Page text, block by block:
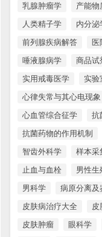
乳腺肿瘤学
产能物
人类精子学
内分泌
前列腺疾病解答
医
唾液腺病学
商品试
实用戒毒医学
实验
心律失常与其心电现象
心血管综合征学
抗
抗菌药物的作用机制
智齿外科学
样本采
止血与血栓
男性生
男科学
病原分离及
皮肤病治疗大全
皮肤肿瘤
眼科学